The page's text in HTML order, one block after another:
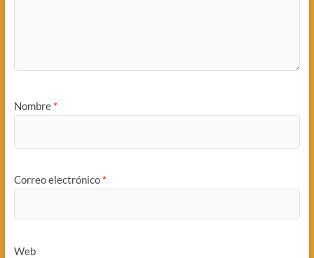
Nombre *
Correo electrónico *
Web